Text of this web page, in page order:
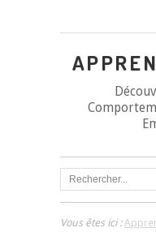
Vous êtes ici :